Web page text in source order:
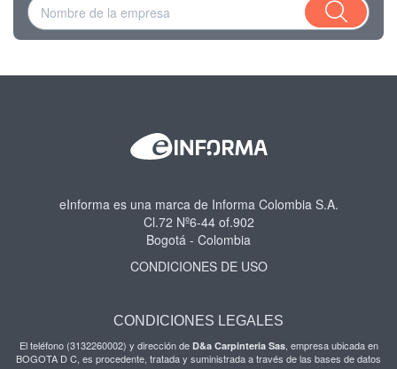
eInforma es una marca de Informa Colombia S.A.
Cl.72 Nº6-44 of.902
Bogotá - Colombia
CONDICIONES DE USO
CONDICIONES LEGALES
El teléfono (3132260002) y dirección de D&a Carpinteria Sas, empresa ubicada en
BOGOTA D C, es procedente, tratada y suministrada a través de las bases de datos